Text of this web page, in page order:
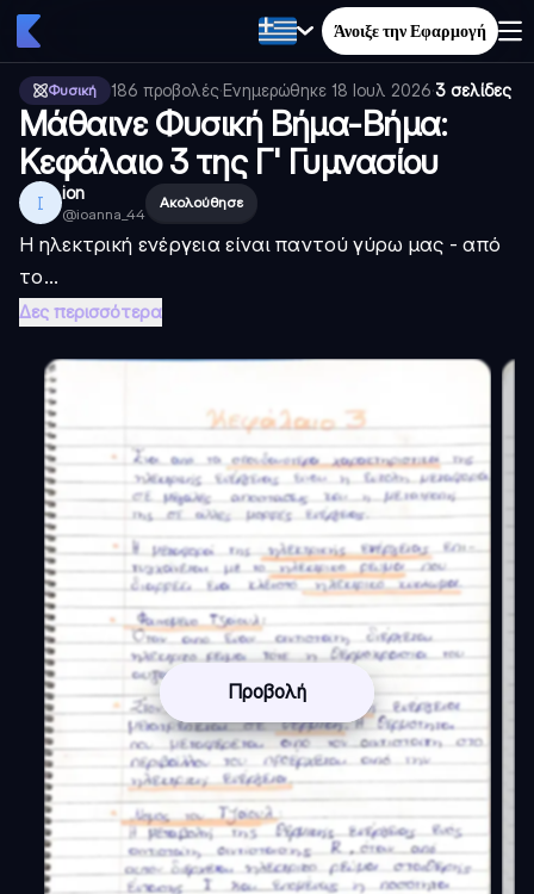
Άνοιξε την Εφαρμογή
Φυσική 186 προβολές·Ενημερώθηκε 18 Ιουλ 2026·3 σελίδες
Μάθαινε Φυσική Βήμα-Βήμα:
Κεφάλαιο 3 της Γ' Γυμνασίου
I ion
@ioanna_44
Ακολούθησε
Η ηλεκτρική ενέργεια είναι παντού γύρω μας - από
το...
Δες περισσότερα
Προβολή